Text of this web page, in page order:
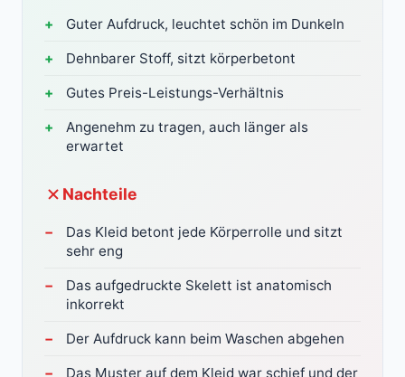
Guter Aufdruck, leuchtet schön im Dunkeln
Dehnbarer Stoff, sitzt körperbetont
Gutes Preis-Leistungs-Verhältnis
Angenehm zu tragen, auch länger als
erwartet
Nachteile
Das Kleid betont jede Körperrolle und sitzt
sehr eng
Das aufgedruckte Skelett ist anatomisch
inkorrekt
Der Aufdruck kann beim Waschen abgehen
Das Muster auf dem Kleid war schief und der